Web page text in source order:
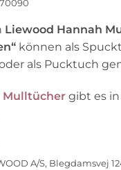
Liewood Hannah
können als
als Pucktuch
Mulltücher gibt es
A/S, Blegdamsvej